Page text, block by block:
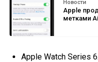
Новости
Apple
метками
Apple Watch Series